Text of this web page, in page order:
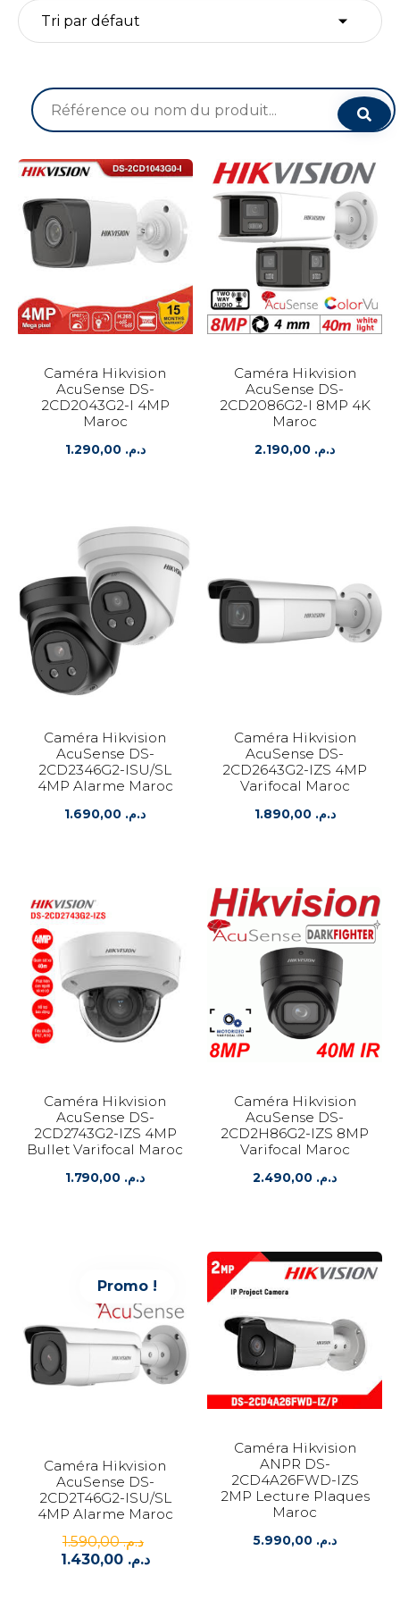
Recherche
pour :
Caméra Hikvision
AcuSense DS-
2CD2043G2-I 4MP
Maroc
د.م. 1.290,00
Caméra Hikvision
AcuSense DS-
2CD2086G2-I 8MP 4K
Maroc
د.م.
Caméra Hikvision
AcuSense DS-
2CD2346G2-ISU/SL
4MP Alarme Maroc
د.م.
Caméra Hikvision
AcuSense DS-
2CD2643G2-IZS 4MP
Varifocal Maroc
د.م. 1.890,00
Caméra Hikvision
AcuSense DS-
2CD2743G2-IZS 4MP
Bullet Varifocal Maroc
د.م.
Caméra Hikvision
AcuSense DS-
2CD2H86G2-IZS 8MP
Varifocal Maroc
د.م.
Promo !
Caméra Hikvision
AcuSense DS-
2CD2T46G2-ISU/SL
4MP Alarme Maroc
د.م.1.590,00
prixد.م. 1.430,00
Le
Caméra Hikvision
ANPR DS-
2CD4A26FWD-IZS
2MP Lecture Plaques
Maroc
د.م.